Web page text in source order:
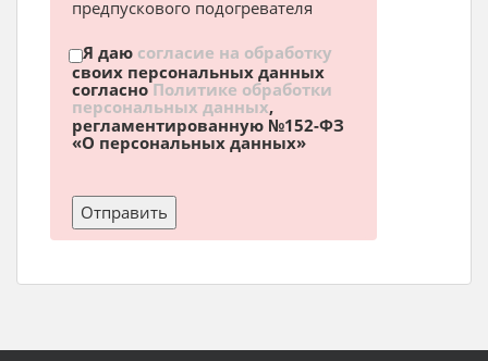
предпускового подогревателя
Я даю согласие на обработку
своих персональных данных
согласноПолитике обработки
персональных данных,
регламентированную №152-ФЗ
«О персональных данных»